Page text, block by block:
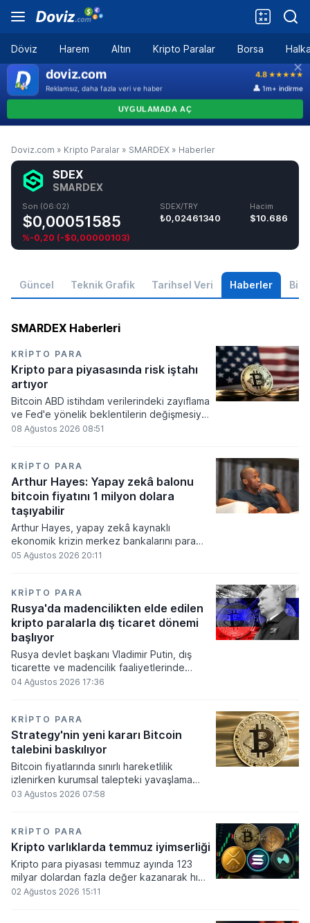
Döviz Harem Altın Kripto Paralar Borsa
Doviz.com » Kripto Paralar » SMARDEX » Haberler
SDEX
SMARDEX
Son (06:02)
$0,00051585
%-0,20 (-$0,00000103)
SDEX/TRY
₺0,02461340
Hacim
$10.686
Güncel Teknik Grafik Tarihsel Veri Haberler Bilgi
SMARDEX Haberleri
KRIPTO PARA
Kripto para piyasasında risk iştahı
artıyor
Bitcoin ABD istihdam verilerindeki zayıflama
ve Fed'e yönelik beklentilerin değişmesiyle
haftayı yükselişle kapattı. Kripto para
açıklanacak enflasyon rakamlarına ve
küresel gelişmelere çevrildi.
08 Ağustos 2026 08:51
KRIPTO PARA
Arthur Hayes: Yapay zekâ balonu
bitcoin fiyatını 1 milyon dolara
taşıyabilir
Arthur Hayes, yapay zekâ kaynaklı
ekonomik krizin merkez bankalarını para
basmaya zorlayacağını ve bu durumun
kayıplarının tetikleyeceği kredi krizinin
küresel likidite artışına yol açacağını belirtti
ve bitcoinin bu süreçte en hızlı tepki veren
varlık olacağı vurguladı.
05 Ağustos 2026 20:11
KRIPTO PARA
Rusya'da madencilikten elde edilen
kripto paralarla dış ticaret dönemi
başlıyor
Rusya devlet başkanı Vladimir Putin, dış
ticarette ve madencilik faaliyetlerinde
kripto varlıkların kullanımına onay veren
elde edilen dijital paraların belirli şartlar
altında dolaşımına ve menkul kıymet
alımlarında kullanılmasına olanak sağlanıyor.
04 Ağustos 2026 17:36
KRIPTO PARA
Strategy'nin yeni kararı Bitcoin
talebini baskılıyor
Bitcoin fiyatlarında sınırlı hareketlilik
izlenirken kurumsal talepteki yavaşlama
piyasa dinamiklerini etkiliyor. ABD Merkez
çalışmalarındaki belirsizliklerle baskı altında
kalmaya devam ediyor.
03 Ağustos 2026 07:58
KRIPTO PARA
Kripto varlıklarda temmuz iyimserliği
Kripto para piyasası temmuz ayında 123
milyar dolardan fazla değer kazanarak hızlı
bir toparlanma sürecine girdi. Bitcoin ve
02 Ağustos 2026 15:11